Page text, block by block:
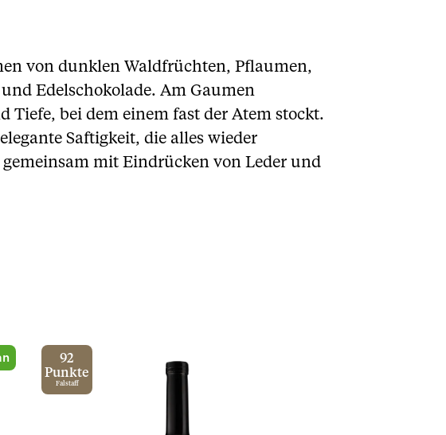
von dunklen Waldfrüchten, Pflaumen,
Edelschokolade. Am Gaumen
bei dem einem fast der Atem stockt.
Saftigkeit, die alles wieder
mit Eindrücken von Leder und
92
Punkte
Falstaff